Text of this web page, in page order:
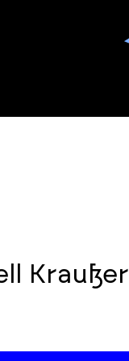
Kraußer